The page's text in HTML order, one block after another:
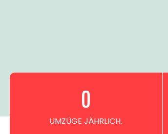
UMZÜGE JÄHRLICH.
0